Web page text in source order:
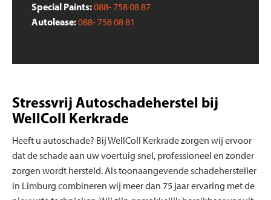
Special Paints:088- 758 08 87
Autolease:088- 758 08 81
Stressvrij Autoschadeherstel bij
WellColl Kerkrade
Heeft u autoschade? Bij WellColl Kerkrade zorgen wij ervoor
dat de schade aan uw voertuig snel, professioneel en zonder
zorgen wordt hersteld. Als toonaangevende schadehersteller
in Limburg combineren wij meer dan 75 jaar ervaring met de